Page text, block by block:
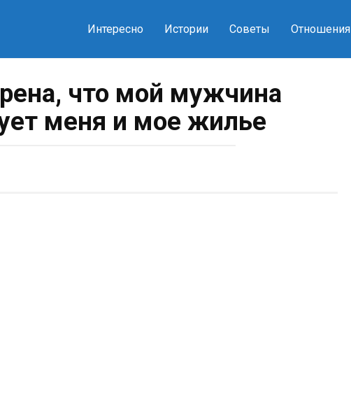
Интересно Истории Советы Отношения
что мой мужчина
меня и мое жилье